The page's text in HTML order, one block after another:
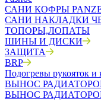
САНИ КОФРЫ
САНИ НАКЛАДКИ
ТОПОРЫ,ЛОПАТЫ
ШИНЫ И ДИСКИ
ЗАЩИТА
BRP
Подогревы рукояток и
ВЫНОС
ВЫНОС